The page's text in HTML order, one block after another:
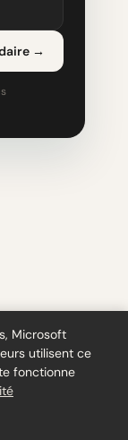
→
·
Microsoft
utilisent ce
fonctionne